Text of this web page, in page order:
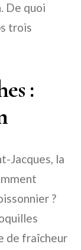
De quoi
trois
:
Jacques, la
?
de fraîcheur